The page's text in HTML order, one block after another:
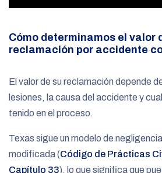
Cómo determinamos el valor
reclamación por accidente
El valor de su reclamación depende
lesiones, la causa del accidente y
tenido en el proceso.
Texas sigue un modelo de
modificada (Código de Prácticas
Capítulo 33), lo que significa que